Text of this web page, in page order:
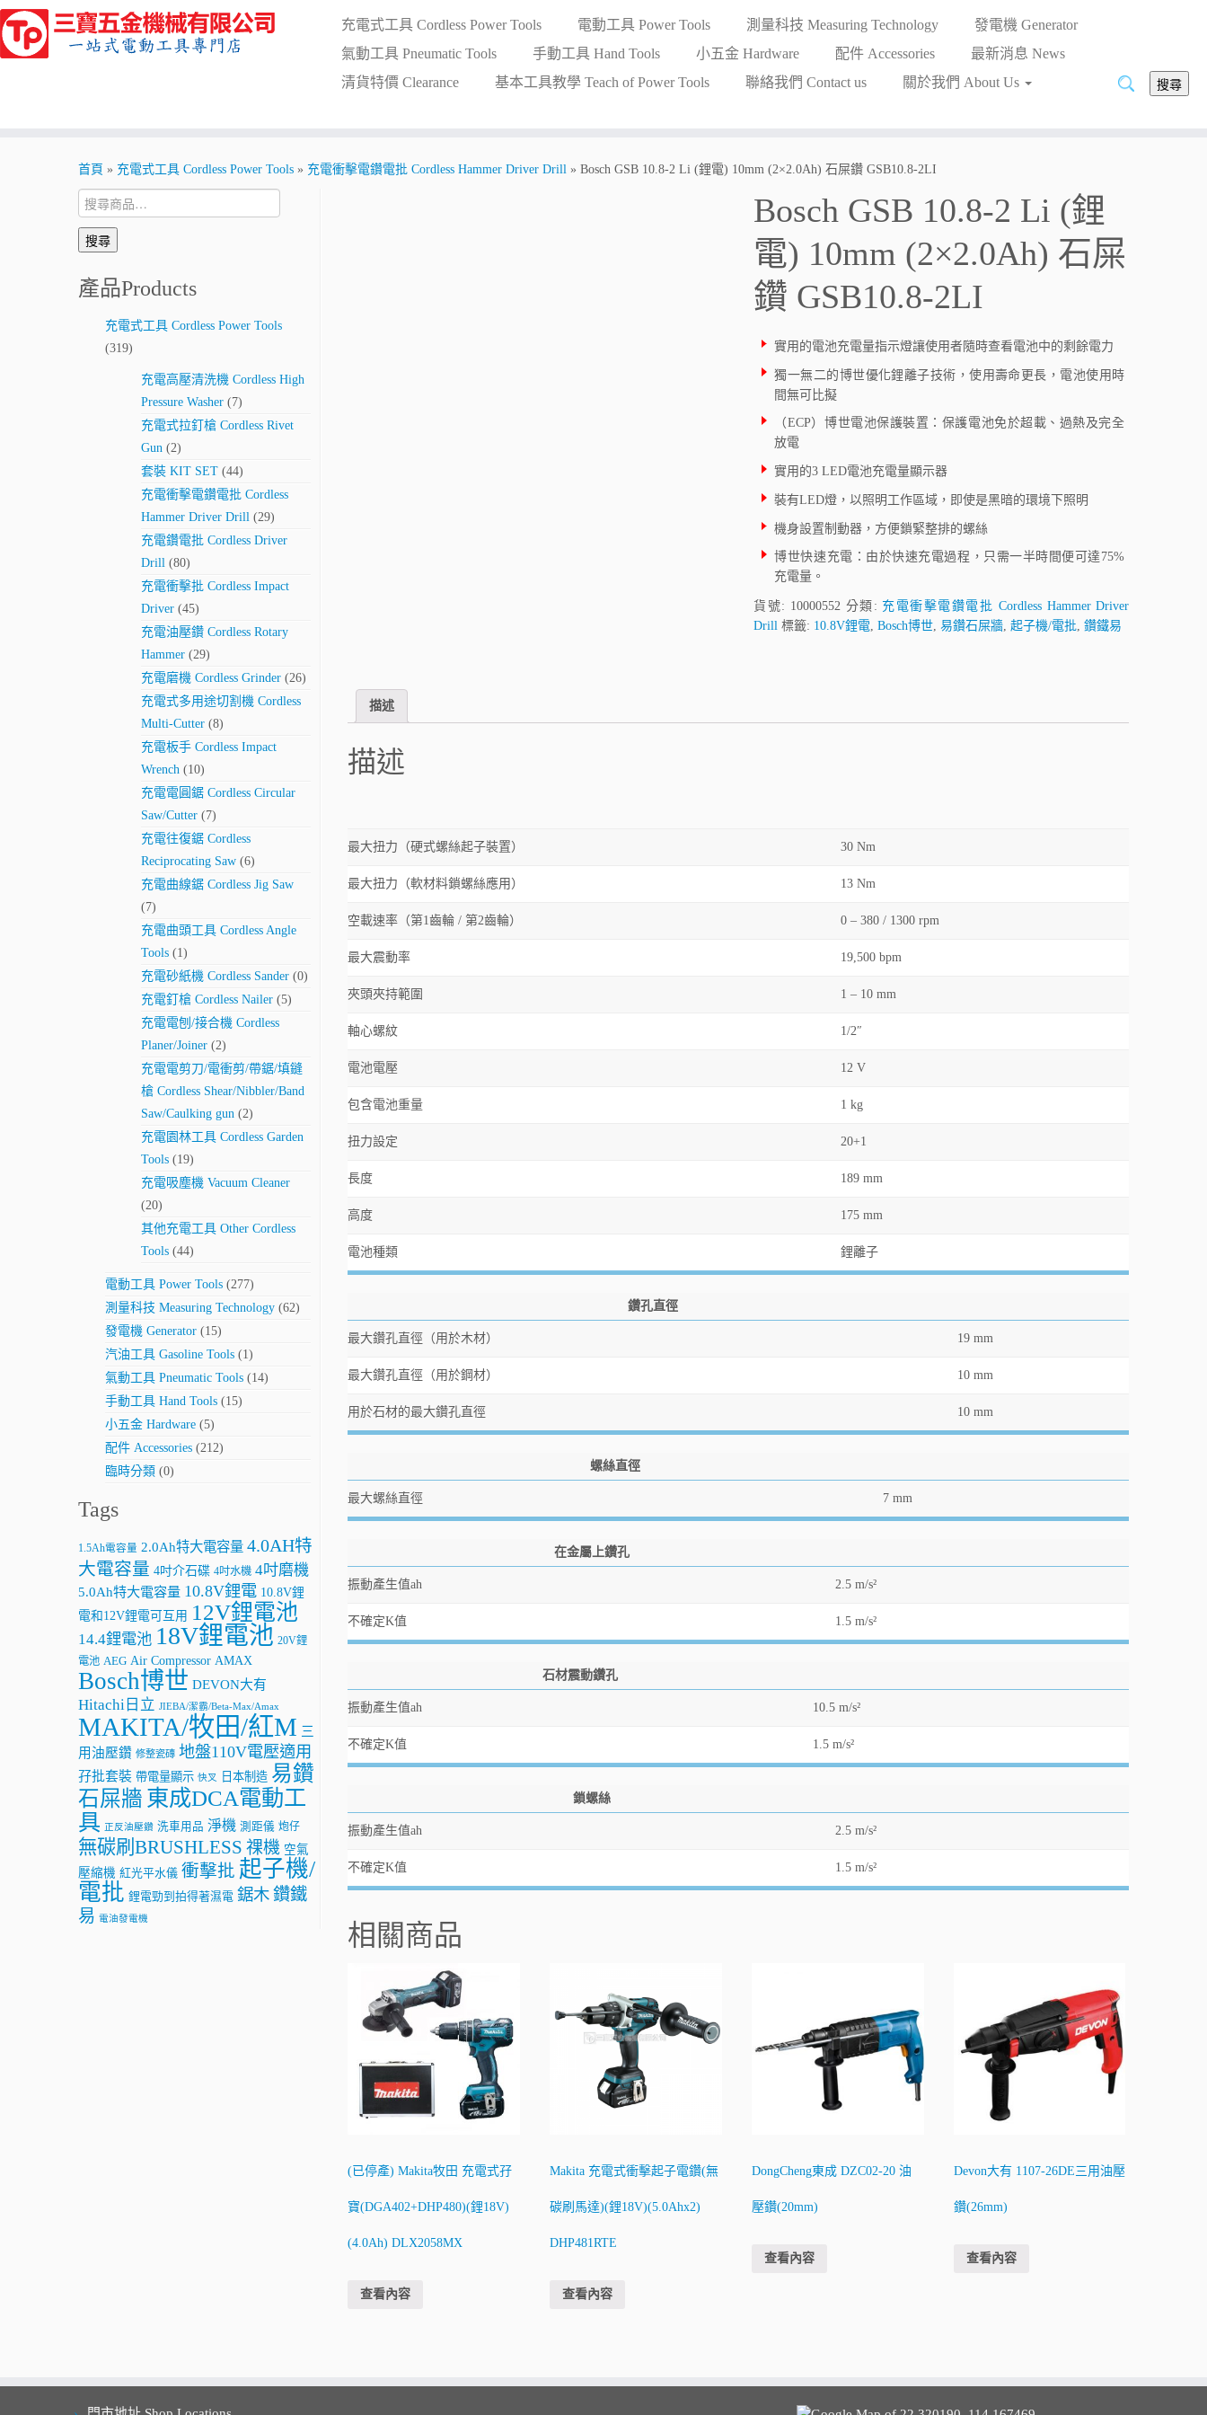
Skip
to
content
充電式工具 Cordless Power Tools 電動工具 Power Tools 測量科技 Measuring Technology
發電機 Generator
氣動工具 Pneumatic Tools
手動工具 Hand Tools 小五金 Hardware 配件 Accessories
最新消息 News
清貨特價 Clearance
基本工具教學 Teach of Power Tools 聯絡我們 Contact us 關於我們 About Us
搜
搜尋
首頁 » 充電式工具 Cordless Power Tools » 充電衝擊電鑽電批 Cordless Hammer Driver Drill » Bosch GSB 10.8-2 Li (鋰電) 10mm (2×2.0Ah) 石屎鑽 GSB10.8-2LI
搜
尋:
搜尋
產品Products
充電式工具 Cordless Power Tools
(319)
充電高壓清洗機 Cordless High
Pressure Washer (7)
充電式拉釘槍 Cordless Rivet
Gun (2)
套裝 KIT SET (44)
充電衝擊電鑽電批 Cordless
Hammer Driver Drill (29)
充電鑽電批 Cordless Driver
Drill (80)
充電衝擊批 Cordless Impact
Driver (45)
充電油壓鑽 Cordless Rotary
Hammer (29)
充電磨機 Cordless Grinder (26)
充電式多用途切割機 Cordless
Multi-Cutter (8)
充電板手 Cordless Impact
Wrench (10)
充電電圓鋸 Cordless Circular
Saw/Cutter (7)
充電往復鋸 Cordless
Reciprocating Saw (6)
充電曲線鋸 Cordless Jig Saw
(7)
充電曲頭工具 Cordless Angle
Tools (1)
充電砂紙機 Cordless Sander (0)
充電釘槍 Cordless Nailer (5)
充電電刨/接合機 Cordless
Planer/Joiner (2)
充電電剪刀/電衝剪/帶鋸/填鏠
槍 Cordless Shear/Nibbler/Band
Saw/Caulking gun (2)
充電園林工具 Cordless Garden
Tools (19)
充電吸塵機 Vacuum Cleaner
(20)
其他充電工具 Other Cordless
Tools (44)
電動工具 Power Tools (277)
測量科技 Measuring Technology (62)
發電機 Generator (15)
汽油工具 Gasoline Tools (1)
氣動工具 Pneumatic Tools (14)
手動工具 Hand Tools (15)
小五金 Hardware (5)
配件 Accessories (212)
臨時分類 (0)
Tags
1.5Ah電容量 2.0Ah特大電容量 4.0AH特
大電容量 4吋介石碟 4吋水機 4吋磨機
5.0Ah特大電容量 10.8V鋰電 10.8V鋰
電和12V鋰電可互用 12V鋰電池
14.4鋰電池 18V鋰電池 20V鋰
電池 AEG Air Compressor AMAX
Bosch博世 DEVON大有
Hitachi日立 JIEBA/潔霸/Beta-Max/Amax
MAKITA/牧田/紅M 三
用油壓鑽 修整瓷磚 地盤110V電壓適用
孖批套裝 帶電量顯示 快叉 日本制造 易鑽
石屎牆 東成DCA電動工
具 正反油壓鑽 洗車用品 淨機 測距儀 炮仔
無碳刷BRUSHLESS 祼機 空氣
壓縮機 紅光平水儀 衝擊批 起子機/
電批 鋰電勁到拍得著濕電 鋸木 鑽鐵
易 電油發電機
Bosch GSB 10.8-2 Li (鋰
電) 10mm (2×2.0Ah) 石屎
鑽 GSB10.8-2LI
實用的電池充電量指示燈讓使用者隨時查看電池中的剩餘電力
獨一無二的博世優化鋰離子技術，使用壽命更長，電池使用時
間無可比擬
（ECP）博世電池保護裝置：保護電池免於超載、過熱及完全
放電
實用的3 LED電池充電量顯示器
裝有LED燈，以照明工作區域，即使是黑暗的環境下照明
機身設置制動器，方便鎖緊整排的螺絲
博世快速充電：由於快速充電過程，只需一半時間便可達75%
充電量。
貨號: 10000552 分類: 充電衝擊電鑽電批 Cordless Hammer Driver
Drill 標籤: 10.8V鋰電,Bosch博世,易鑽石屎牆,起子機/電批,鑽鐵易
描述
描述
最大扭力（硬式螺絲起子裝置） 30 Nm
最大扭力（軟材料鎖螺絲應用） 13 Nm
空載速率（第1齒輪 / 第2齒輪） 0 – 380 / 1300 rpm
最大震動率 19,500 bpm
夾頭夾持範圍 1 – 10 mm
軸心螺紋 1/2″
電池電壓 12 V
包含電池重量 1 kg
扭力設定 20+1
長度 189 mm
高度 175 mm
電池種類 鋰離子
鑽孔直徑
最大鑽孔直徑（用於木材） 19 mm
最大鑽孔直徑（用於鋼材） 10 mm
用於石材的最大鑽孔直徑 10 mm
螺絲直徑
最大螺絲直徑 7 mm
在金屬上鑽孔
振動產生值ah 2.5 m/s²
不確定K值 1.5 m/s²
石材震動鑽孔
振動產生值ah 10.5 m/s²
不確定K值 1.5 m/s²
鎖螺絲
振動產生值ah 2.5 m/s²
不確定K值 1.5 m/s²
相關商品
(已停產) Makita牧田 充電式孖
寶(DGA402+DHP480)(鋰18V)
(4.0Ah) DLX2058MX
查看內容
Makita 充電式衝擊起子電鑽(無
碳刷馬達)(鋰18V)(5.0Ahx2)
DHP481RTE
查看內容
DongCheng東成 DZC02-20 油
壓鑽(20mm)
查看內容
Devon大有 1107-26DE三用油壓
鑽(26mm)
查看內容